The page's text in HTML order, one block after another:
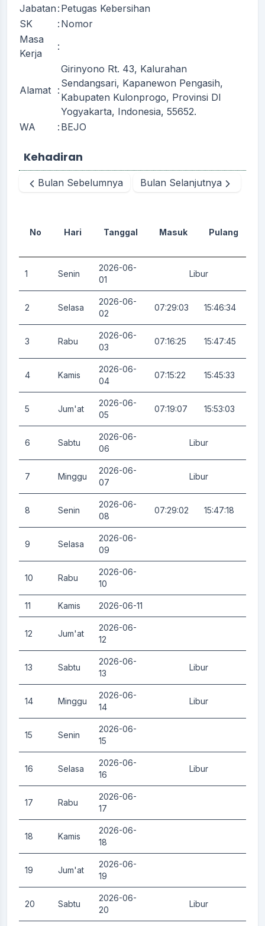
Jabatan : Petugas Kebersihan
SK
: Nomor
Masa
Kerja
:
Alamat :
Girinyono Rt. 43, Kalurahan
Sendangsari, Kapanewon Pengasih,
Kabupaten Kulonprogo, Provinsi DI
Yogyakarta, Indonesia, 55652.
WA
: BEJO
Kehadiran
Bulan Sebelumnya Bulan Selanjutnya
No Hari Tanggal Masuk
Pulang
1 Senin
2026-06-
01
Libur
2 Selasa
2026-06-
02
07:29:03 15:46:34
3 Rabu
2026-06-
03
07:16:25 15:47:45
4 Kamis
2026-06-
04
07:15:22 15:45:33
5 Jum'at
2026-06-
05
07:19:07 15:53:03
6 Sabtu
2026-06-
06
Libur
7 Minggu
2026-06-
07
Libur
8 Senin
2026-06-
08
07:29:02 15:47:18
9 Selasa
2026-06-
09
10 Rabu
2026-06-
10
11 Kamis 2026-06-11
12 Jum'at
2026-06-
12
13 Sabtu
2026-06-
13
Libur
14 Minggu
2026-06-
14
Libur
15 Senin
2026-06-
15
16 Selasa
2026-06-
16
Libur
17 Rabu
2026-06-
17
18 Kamis
2026-06-
18
19 Jum'at
2026-06-
19
20 Sabtu
2026-06-
20
Libur